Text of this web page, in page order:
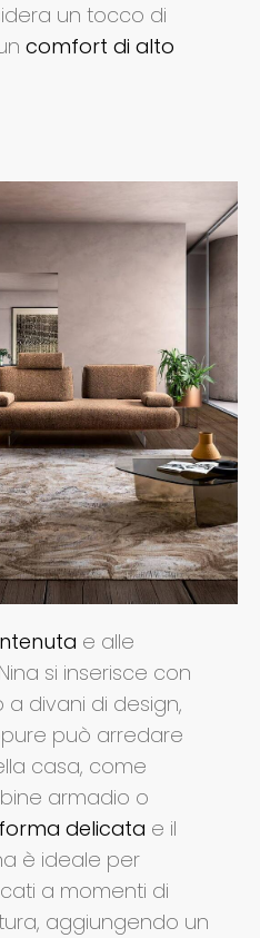
un tocco di
comfort di alto
e alle
si inserisce con
divani di design,
può arredare
casa, come
armadio o
forma delicata e il
è ideale per
a momenti di
aggiungendo un